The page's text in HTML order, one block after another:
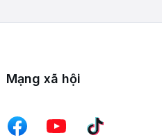
Mạng xã hội